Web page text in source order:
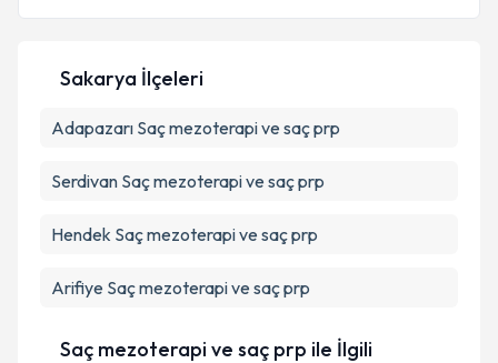
Metni'ni okudum ve kişisel verilerimin belirtilen
kapsamda işlenmesini kabul ediyorum.
Sakarya İlçeleri
Adapazarı Saç mezoterapi ve saç prp
Serdivan Saç mezoterapi ve saç prp
Hendek Saç mezoterapi ve saç prp
Arifiye Saç mezoterapi ve saç prp
Saç mezoterapi ve saç prp ile İlgili